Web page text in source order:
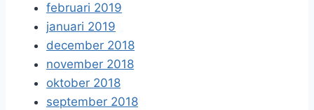
februari 2019
januari 2019
december 2018
november 2018
oktober 2018
september 2018